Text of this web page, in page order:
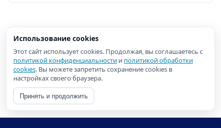
Использование cookies
Этот сайт использует cookies. Продолжая, вы соглашаетесь с
политикой конфиденциальности и политикой обработки
cookies. Вы можете запретить сохранение cookies в
настройках своего браузера.
Принять и продолжить